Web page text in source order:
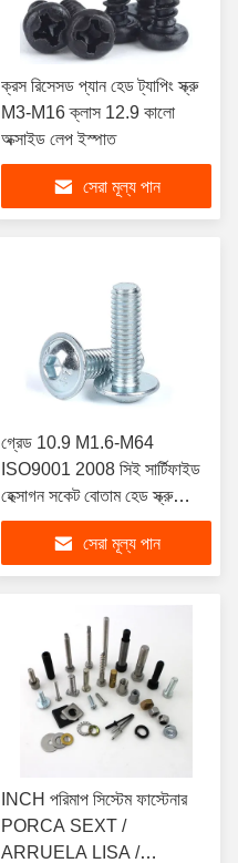
ক্রস রিসেসড প্যান হেড ট্যাপিং স্ক্রু
M3-M16 ক্লাস 12.9 কালো
অক্সাইড লেপ ইস্পাত
সেরা মূল্য পান
গ্রেড 10.9 M1.6-M64
ISO9001 2008 সিই সার্টিফাইড
হেক্সাগন সকেট বোতাম হেড স্ক্রু
কোলার সহ
সেরা মূল্য পান
INCH পরিমাপ সিস্টেম ফাস্টেনার
PORCA SEXT /
ARRUELA LISA /